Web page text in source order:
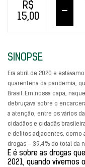
R$
15,00
–
SINOPSE
Era abril de 2020 e
quarentena da pandemia,
Brasil. Em nossa capa,
debruçava sobre o
a atenção, entre os vários
cidadãos e cidadãs
e delitos adjacentes, como
drogas – 39,4% do total da
E é sobre as drogas
2021, quando vivemos